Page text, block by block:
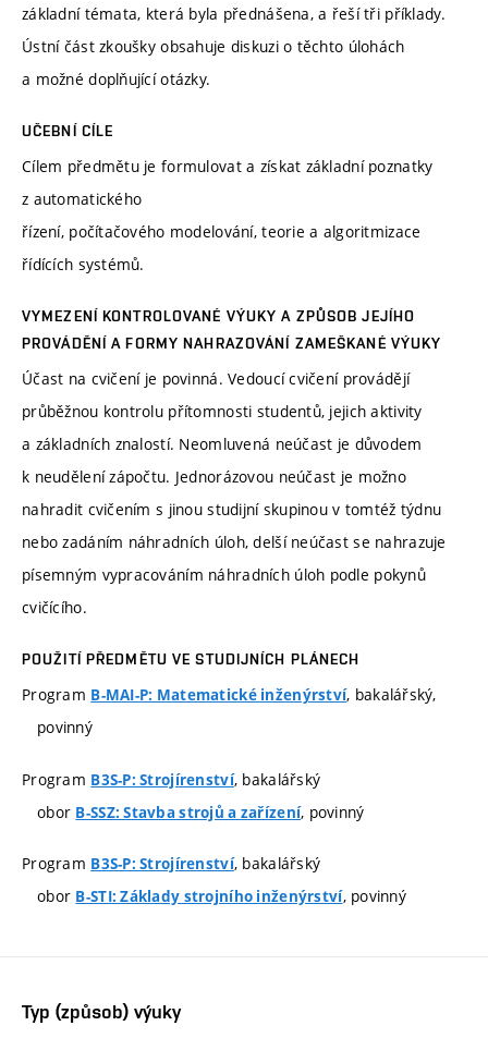
základní témata, která byla přednášena, a řeší tři příklady.
Ústní část zkoušky obsahuje diskuzi o těchto úlohách
a možné doplňující otázky.
UČEBNÍ CÍLE
Cílem předmětu je formulovat a získat základní poznatky
z automatického
řízení, počítačového modelování, teorie a algoritmizace
řídících systémů.
VYMEZENÍ KONTROLOVANÉ VÝUKY A ZPŮSOB JEJÍHO
PROVÁDĚNÍ A FORMY NAHRAZOVÁNÍ ZAMEŠKANÉ VÝUKY
Účast na cvičení je povinná. Vedoucí cvičení provádějí
průběžnou kontrolu přítomnosti studentů, jejich aktivity
a základních znalostí. Neomluvená neúčast je důvodem
k neudělení zápočtu. Jednorázovou neúčast je možno
nahradit cvičením s jinou studijní skupinou v tomtéž týdnu
nebo zadáním náhradních úloh, delší neúčast se nahrazuje
písemným vypracováním náhradních úloh podle pokynů
cvičícího.
POUŽITÍ PŘEDMĚTU VE STUDIJNÍCH PLÁNECH
Program B-MAI-P: Matematické inženýrství, bakalářský,
povinný
Program B3S-P: Strojírenství, bakalářský
obor B-SSZ: Stavba strojů a zařízení, povinný
Program B3S-P: Strojírenství, bakalářský
obor B-STI: Základy strojního inženýrství, povinný
Typ (způsob) výuky